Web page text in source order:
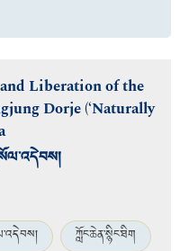
Liberation of the
Dorje (‘Naturally
ཀློང་ཆེན་སྙིང་ཐིག